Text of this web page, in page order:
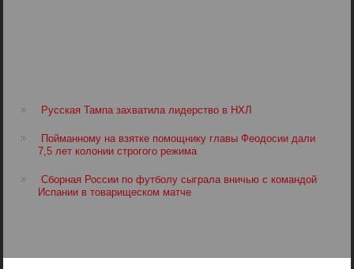
Русская Тампа захватила лидерство в НХЛ
Пойманному на взятке помощнику главы Феодосии дали
7,5 лет колонии строгого режима
Сборная России по футболу сыграла вничью с командой
Испании в товарищеском матче